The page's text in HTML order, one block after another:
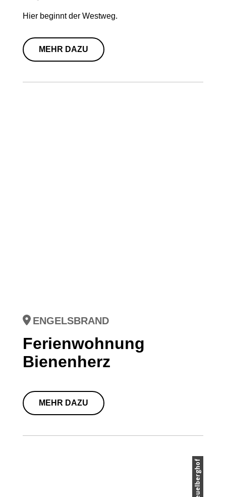
Hier beginnt der Westweg.
MEHR DAZU
ENGELSBRAND
Ferienwohnung
Bienenherz
MEHR DAZU